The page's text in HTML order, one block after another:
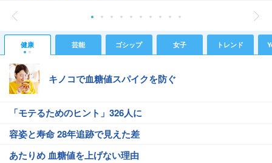
健康 芸能 ゴシップ 女子 トレンド
キノコで血糖値スパイクを防ぐ
「モテるためのヒント」326人に
容姿と寿命 28年追跡で見えた差
あたりめ 血糖値を上げない理由